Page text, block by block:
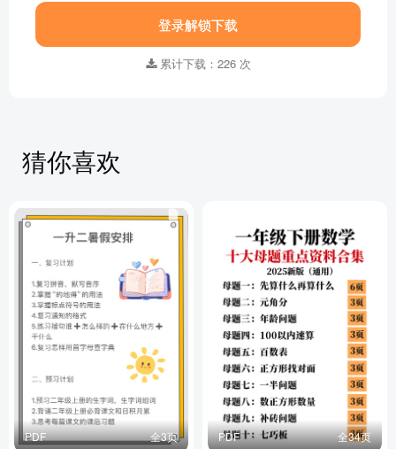
登录解锁下载
累计下载：226 次
猜你喜欢
PDF 全3页 PDF 全34页